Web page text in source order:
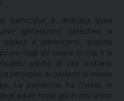
parrocchie è dedicata quasi
generazioni: catechesi ai
e adolescenti, qualche
oggi ad essere in crisi è la
adulto di vita cristiana,
percepire ai credenti di essere
La pandemia ha messo in
adulti fosse già in crisi ancor